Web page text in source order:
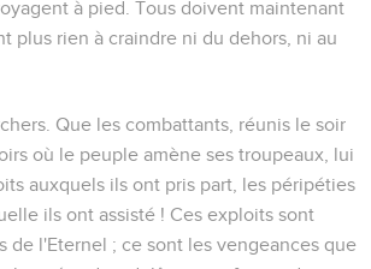
à pied. Tous doivent maintenant
plus rien à craindre ni du dehors, ni au
. Que les combattants, réunis le soir
où le peuple amène ses troupeaux, lui
auxquels ils ont pris part, les péripéties
ils ont assisté ! Ces exploits sont
de l'Eternel ; ce sont les vengeances que